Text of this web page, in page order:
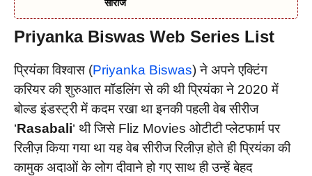
सीरीज
Priyanka Biswas Web Series List
प्रियंका विश्वास (Priyanka Biswas) ने अपने एक्टिंग
करियर की शुरुआत मॉडलिंग से की थी प्रियंका ने 2020 में
बोल्ड इंडस्ट्री में कदम रखा था इनकी पहली वेब सीरीज
‘Rasabali‘ थी जिसे Fliz Movies ओटीटी प्लेटफार्म पर
रिलीज़ किया गया था यह वेब सीरीज रिलीज़ होते ही प्रियंका की
कामुक अदाओं के लोग दीवाने हो गए साथ ही उन्हें बेहद